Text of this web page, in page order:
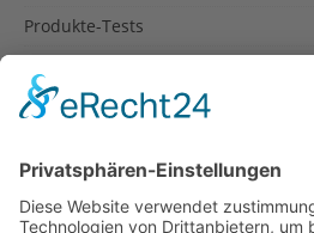
Produkte-Tests
Rezepte
Spanien
Südtirol